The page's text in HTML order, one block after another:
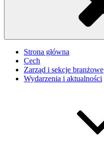
Strona główna
Cech
Zarząd i sekcje branżowe
Wydarzenia i aktualności